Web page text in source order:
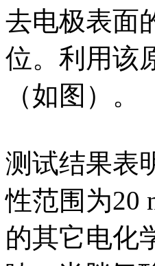
去电极表面
位。利用该
（如图）。
测试结果表
性范围为20
的其它电化